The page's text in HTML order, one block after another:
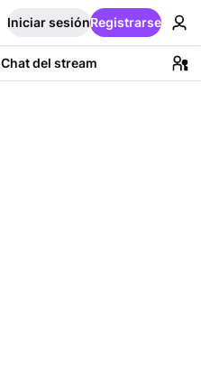
Iniciar sesiónRegistrarse
Chat del stream